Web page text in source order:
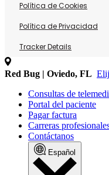
Política de Cookies
Política de Privacidad
Tracker Details
Red Bug | Oviedo, FL
Consultas de
Portal del paciente
Pagar factura
Carreras
Contáctanos
Español